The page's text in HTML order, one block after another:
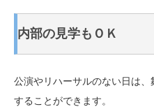
内部の見学もＯＫ
公演やリハーサルのない日は
することができます。